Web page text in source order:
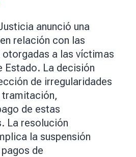
anunció una
relación con las
otorgadas a las víctimas
Estado. La decisión
de irregularidades
tramitación,
de estas
La resolución
la suspensión
de